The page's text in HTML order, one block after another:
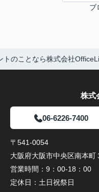
ブ
トのことなら株式会社
株式
06-6226-7400
〒541-0054
大阪府大阪市中央区南本
営業時間： 9：00-18：00
定休日： 土日祝祭日